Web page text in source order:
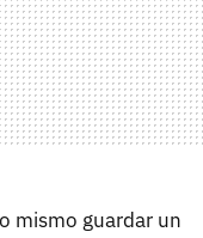
mismo guardar un